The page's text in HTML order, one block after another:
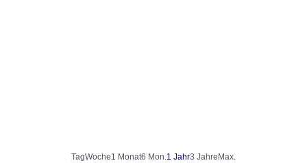
TagWoche1 Monat6 Mon.1 Jahr3 Jahre Max.